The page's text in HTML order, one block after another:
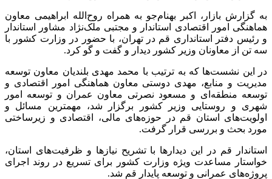
به گزارش بازار، اکبر بهنام‌جو به همراه روح‌الله ابراهیمی معاون
هماهنگی امور اقتصادی استاندار و مجتبی ملک‌نژاد مشاور استاندار
و رئیس دفتر استانداری قم در تهران، با حضور در وزارت کشور با
سه تن از معاونان وزیر کشور دیدار و گفت و گو کرد.
در این نشست‌ها که به ترتیب با محمد مهدی بلندیان معاون توسعه
مدیریت و منابع، مهدی دوستی معاون هماهنگی امور اقتصادی و
توسعه منطقه‌ای و مسعود نصرتی معاون عمران و توسعه امور
شهری و روستایی وزیر کشور برگزار شد، مهمترین مسائل و
اولویت‌های استان قم در حوزه‌های مالی، اقتصادی و زیرساختی
مورد بحث و بررسی قرار گرفت.
استاندار قم در این دیدارها با تشریح نیازها و ظرفیت‌های استان،
خواستار مساعدت ویژه وزارت کشور برای تسریع در روند اجرای
پروژه‌های عمرانی و توسعه پایدار قم شد.